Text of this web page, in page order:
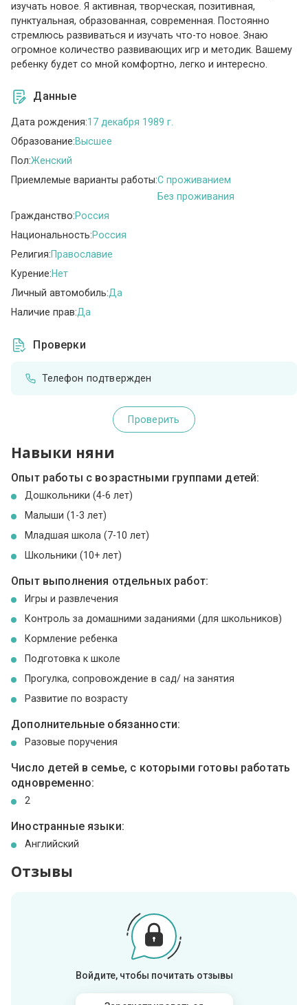
изучать новое. Я активная, творческая, позитивная,
пунктуальная, образованная, современная. Постоянно
стремлюсь развиваться и изучать что-то новое. Знаю
огромное количество развивающих игр и методик. Вашему
ребенку будет со мной комфортно, легко и интересно.
Данные
Дата рождения:17 декабря 1989 г.
Образование:Высшее
Пол:Женский
Приемлемые варианты работы:C проживанием
Без проживания
Гражданство:Россия
Национальность:Россия
Религия:Православие
Курение:Нет
Личный автомобиль:Да
Наличие прав:Да
Проверки
Телефон подтвержден
Проверить
Навыки няни
Опыт работы с возрастными группами детей:
Дошкольники (4-6 лет)
Малыши (1-3 лет)
Младшая школа (7-10 лет)
Школьники (10+ лет)
Опыт выполнения отдельных работ:
Игры и развлечения
Контроль за домашними заданиями (для школьников)
Кормление ребенка
Подготовка к школе
Прогулка, сопровождение в сад/ на занятия
Развитие по возрасту
Дополнительные обязанности:
Разовые поручения
Число детей в семье, с которыми готовы работать
одновременно:
2
Иностранные языки:
Английский
Отзывы
Войдите, чтобы почитать отзывы